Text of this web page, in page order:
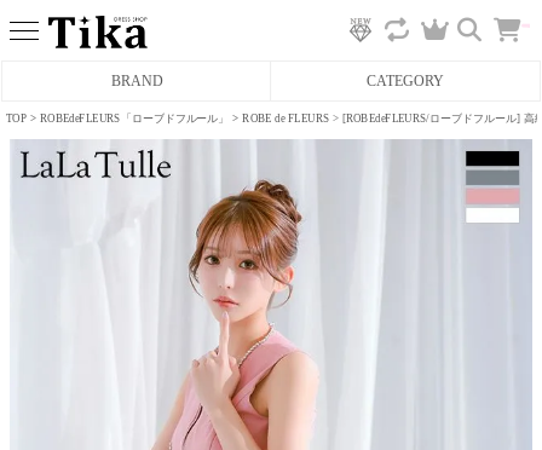
BRAND CATEGORY
へ
TOP ROBEdeFLEURS「ローブドフルール」 ROBE de FLEURS [ROBEdeFLEURS/ローブドフルール]